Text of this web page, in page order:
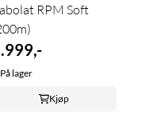
RPM Soft
På lager
Kjøp